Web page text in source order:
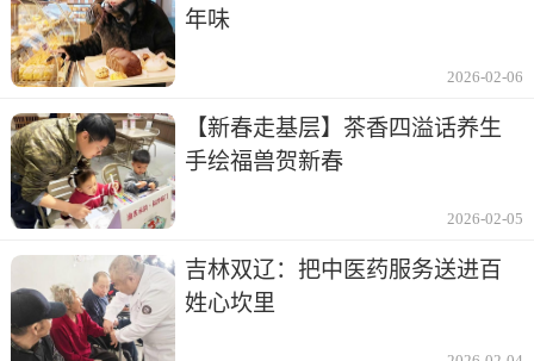
年味
2026-02-06
【新春走基层】茶香四溢话养生
手绘福兽贺新春
2026-02-05
吉林双辽：把中医药服务送进百
姓心坎里